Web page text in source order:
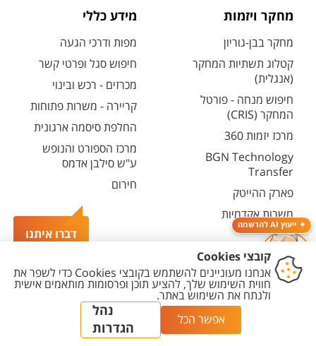
דברו איתנו
ייעוץ AI להרשמה
מחקר ויזמות
מחקר בבן-גוריון
קטלוג תשתיות המחקר
(אנגלית)
חיפוש מנחה - פורטל
המחקר (CRIS)
מרכז יזמות 360
BGN Technology
Transfer
פארק ההייטק
משרות אקדמיות
מידע כללי
מפות ודרכי הגעה
חיפוש סגל ופרטי קשר
מכרזים - רכש ובינוי
קריירה - משרות פתוחות
החלפת סיסמה ארגונית
מרכז הספורט והנופש
ע"ש סילבן אדמס
חירום
נגישות
מדיניות
מדיניות עריכת
תוכן